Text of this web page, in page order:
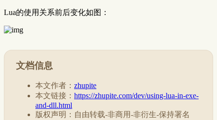
Lua的使用关系前后变化如图：
文档信息
本文作者： zhupite
本文链接： https://zhupite.com/dev/using-lua-in-exe-
and-dll.html
版权声明：自由转载-非商用-非衍生-保持署名